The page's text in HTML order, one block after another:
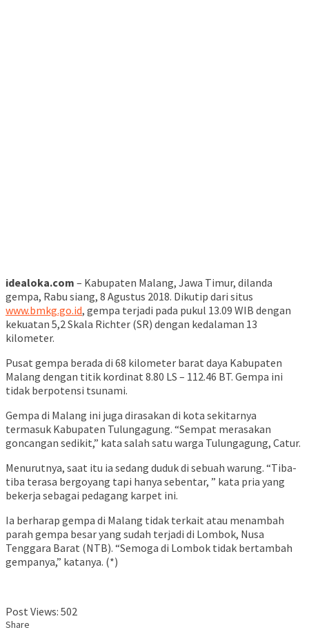
idealoka.com – Kabupaten Malang, Jawa Timur, dilanda
gempa, Rabu siang, 8 Agustus 2018. Dikutip dari situs
www.bmkg.go.id, gempa terjadi pada pukul 13.09 WIB dengan
kekuatan 5,2 Skala Richter (SR) dengan kedalaman 13
kilometer.
Pusat gempa berada di 68 kilometer barat daya Kabupaten
Malang dengan titik kordinat 8.80 LS – 112.46 BT. Gempa ini
tidak berpotensi tsunami.
Gempa di Malang ini juga dirasakan di kota sekitarnya
termasuk Kabupaten Tulungagung. “Sempat merasakan
goncangan sedikit,” kata salah satu warga Tulungagung, Catur.
Menurutnya, saat itu ia sedang duduk di sebuah warung. “Tiba-
tiba terasa bergoyang tapi hanya sebentar, ” kata pria yang
bekerja sebagai pedagang karpet ini.
Ia berharap gempa di Malang tidak terkait atau menambah
parah gempa besar yang sudah terjadi di Lombok, Nusa
Tenggara Barat (NTB). “Semoga di Lombok tidak bertambah
gempanya,” katanya. (*)
Post Views: 502
Share